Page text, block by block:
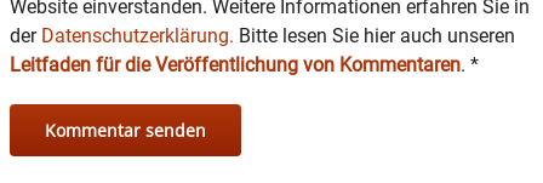
Bild: Stefan Pfuhl
Website einverstanden. Weitere Informationen erfahren Sie in
der Datenschutzerklärung. Bitte lesen Sie hier auch unseren
Leitfaden für die Veröffentlichung von Kommentaren. *